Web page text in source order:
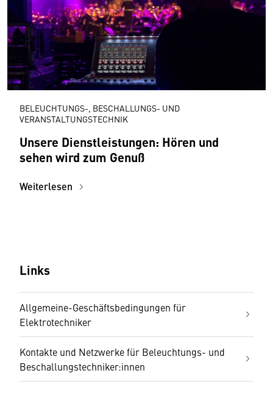
BELEUCHTUNGS-, BESCHALLUNGS- UND
VERANSTALTUNGSTECHNIK
Unsere Dienstleistungen: Hören und
sehen wird zum Genuß
Weiterlesen
Links
Allgemeine-Geschäftsbedingungen für
Elektrotechniker
Kontakte und Netzwerke für Beleuchtungs- und
Beschallungstechniker:innen